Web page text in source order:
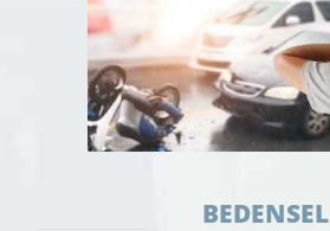
BEDENSEL